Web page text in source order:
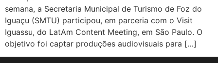
semana, a Secretaria Municipal de Turismo de Foz do
Iguaçu (SMTU) participou, em parceria com o Visit
Iguassu, do LatAm Content Meeting, em São Paulo. O
objetivo foi captar produções audiovisuais para […]